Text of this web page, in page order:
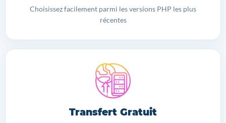
Choisissez facilement parmi les versions PHP les plus
récentes
Transfert Gratuit